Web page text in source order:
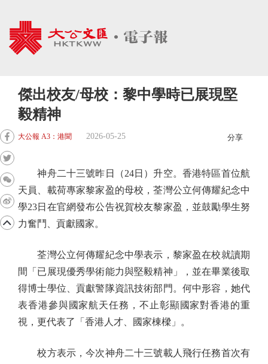
傑出校友/母校：黎中學時已展現堅
毅精神
大公報 A3：港聞 2026-05-25 分享
神舟二十三號昨日（24日）升空。香港特區首位航
天員、載荷專家黎家盈的母校，荃灣公立何傳耀紀念中
學23日在官網發布公告祝賀校友黎家盈，並鼓勵學生努
力奮鬥、貢獻國家。
荃灣公立何傳耀紀念中學表示，黎家盈在校就讀期
間「已展現優秀學術能力與堅毅精神」，並在畢業後取
得博士學位、貢獻警隊資訊技術部門。何中形容，她代
表香港參與國家航天任務，不止彰顯國家對香港的重
視，更代表了「香港人才、國家棟樑」。
校方表示，今次神舟二十三號載人飛行任務首次有